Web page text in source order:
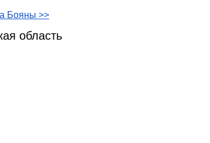
Бояны >>
область